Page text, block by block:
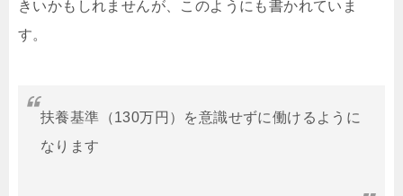
きいかもしれませんが、このようにも書かれていま
す。
扶養基準（130万円）を意識せずに働けるように
なります